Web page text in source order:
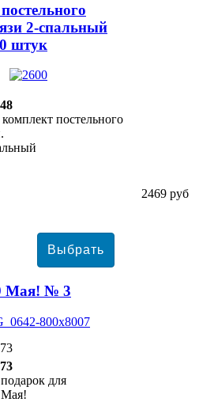
2-спальный
штук
постельного
2469 руб
Мая! № 3
для
Мая!